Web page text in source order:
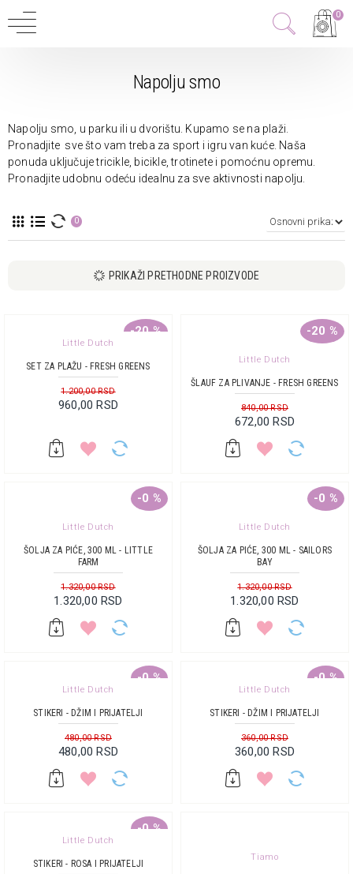
0
Napolju smo
Napolju smo, u parku ili u dvorištu. Kupamo se na plaži.
Pronadjite sve što vam treba za sport i igru van kuće. Naša
ponuda uključuje tricikle, bicikle, trotinete i pomoćnu opremu.
Pronadjite udobnu odeću idealnu za sve aktivnosti napolju.
0
PRIKAŽI PRETHODNE PROIZVODE
-20 %
Little Dutch
SET ZA PLAŽU - FRESH GREENS
960,00 RSD
1.200,00 RSD
-20 %
Little Dutch
ŠLAUF ZA PLIVANJE - FRESH GREENS
672,00 RSD
840,00 RSD
-0 %
Little Dutch
ŠOLJA ZA PIĆE, 300 ML - LITTLE
FARM
1.320,00 RSD
1.320,00 RSD
-0 %
Little Dutch
ŠOLJA ZA PIĆE, 300 ML - SAILORS
BAY
1.320,00 RSD
1.320,00 RSD
-0 %
Little Dutch
STIKERI - DŽIM I PRIJATELJI
480,00 RSD
480,00 RSD
-0 %
Little Dutch
STIKERI - DŽIM I PRIJATELJI
360,00 RSD
360,00 RSD
-0 %
Little Dutch
STIKERI - ROSA I PRIJATELJI
Tiamo